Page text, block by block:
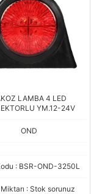
LAMBA 4 LED
YM.12-24V
OND
: BSR-OND-3250L
: Stok sorunuz